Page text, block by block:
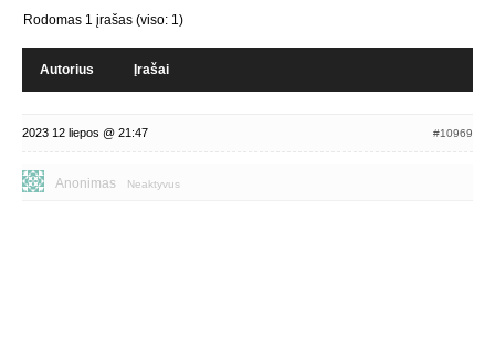
Rodomas 1 įrašas (viso: 1)
Autorius Įrašai
2023 12 liepos @ 21:47 #10969
Anonimas Neaktyvus